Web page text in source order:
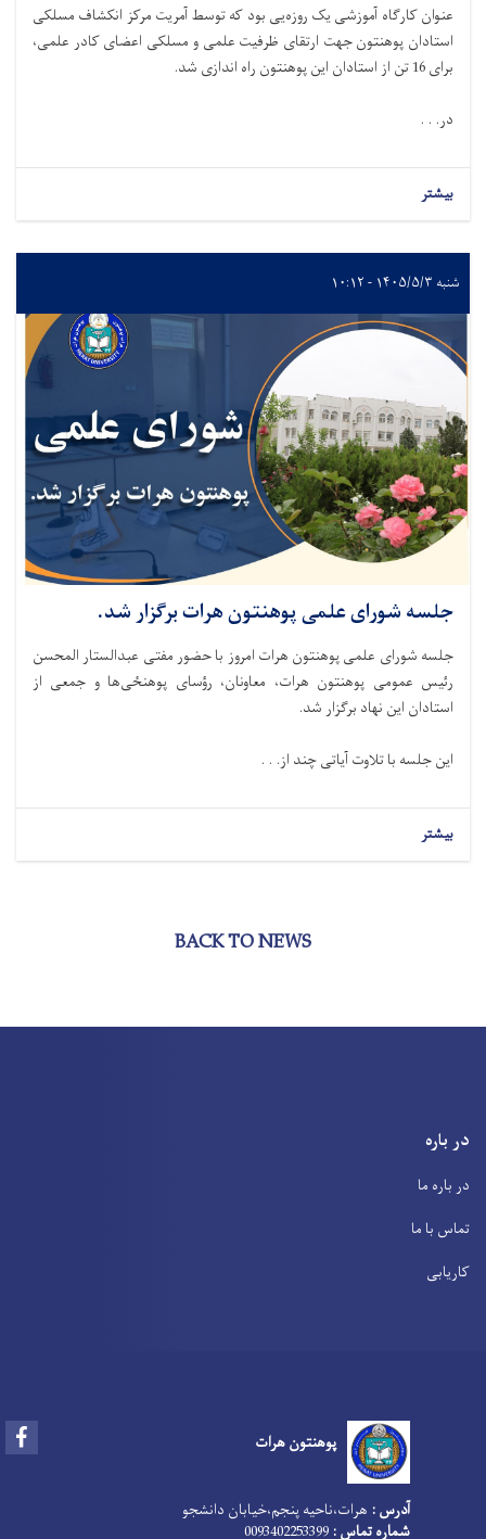
عنوان کارگاه آموزشی یک روزه‌یی بود که توسط آمریت مرکز انکشاف مسلکی
استادان پوهنتون جهت ارتقای ظرفیت علمی و مسلکی اعضای کادر علمی،
برای 16 تن از استادان این پوهنتون راه اندازی شد.
در. . .
بیشتر
شنبه ۱۴۰۵/۵/۳ - ۱۰:۱۲
جلسه شورای علمی پوهنتون هرات برگزار شد.
جلسه شورای علمی پوهنتون هرات امروز با حضور مفتی عبدالستار المحسن
رئیس عمومی پوهنتون هرات، معاونان، رؤسای پوهنځی‌ها و جمعی از
استادان این نهاد برگزار شد.
این جلسه با تلاوت آیاتی چند از. . .
بیشتر
BACK TO NEWS
در باره
در باره ما
تماس با ما
کاریابی
پوهنتون هرات
آدرس : هرات،‌ناحیه پنجم،‌خیابان دانشجو
شماره تماس :